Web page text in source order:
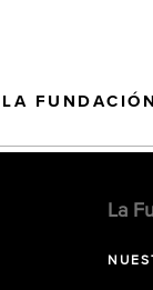
LA FUNDACIÓN
La